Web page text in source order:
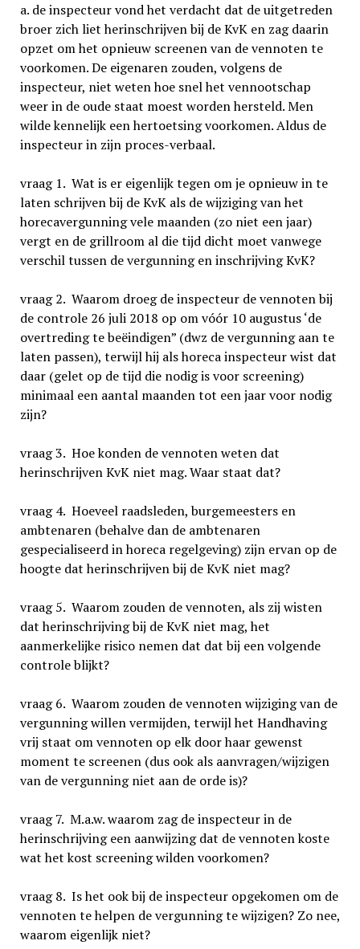
a. de inspecteur vond het verdacht dat de uitgetreden
broer zich liet herinschrijven bij de KvK en zag daarin
opzet om het opnieuw screenen van de vennoten te
voorkomen. De eigenaren zouden, volgens de
inspecteur, niet weten hoe snel het vennootschap
weer in de oude staat moest worden hersteld. Men
wilde kennelijk een hertoetsing voorkomen. Aldus de
inspecteur in zijn proces-verbaal.
vraag 1. Wat is er eigenlijk tegen om je opnieuw in te
laten schrijven bij de KvK als de wijziging van het
horecavergunning vele maanden (zo niet een jaar)
vergt en de grillroom al die tijd dicht moet vanwege
verschil tussen de vergunning en inschrijving KvK?
vraag 2. Waarom droeg de inspecteur de vennoten bij
de controle 26 juli 2018 op om vóór 10 augustus ‘de
overtreding te beëindigen” (dwz de vergunning aan te
laten passen), terwijl hij als horeca inspecteur wist dat
daar (gelet op de tijd die nodig is voor screening)
minimaal een aantal maanden tot een jaar voor nodig
zijn?
vraag 3. Hoe konden de vennoten weten dat
herinschrijven KvK niet mag. Waar staat dat?
vraag 4. Hoeveel raadsleden, burgemeesters en
ambtenaren (behalve dan de ambtenaren
gespecialiseerd in horeca regelgeving) zijn ervan op de
hoogte dat herinschrijven bij de KvK niet mag?
vraag 5. Waarom zouden de vennoten, als zij wisten
dat herinschrijving bij de KvK niet mag, het
aanmerkelijke risico nemen dat dat bij een volgende
controle blijkt?
vraag 6. Waarom zouden de vennoten wijziging van de
vergunning willen vermijden, terwijl het Handhaving
vrij staat om vennoten op elk door haar gewenst
moment te screenen (dus ook als aanvragen/wijzigen
van de vergunning niet aan de orde is)?
vraag 7. M.a.w. waarom zag de inspecteur in de
herinschrijving een aanwijzing dat de vennoten koste
wat het kost screening wilden voorkomen?
vraag 8. Is het ook bij de inspecteur opgekomen om de
vennoten te helpen de vergunning te wijzigen? Zo nee,
waarom eigenlijk niet?